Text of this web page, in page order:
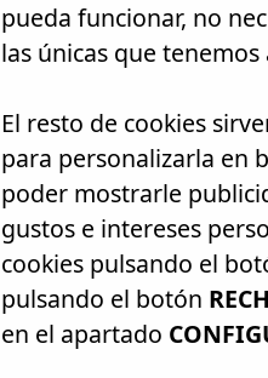
pueda funcionar, no
las únicas que
El resto de cookies
para personalizarla en
poder mostrarle
gustos e intereses
cookies pulsando el
pulsando el botón
en el apartado